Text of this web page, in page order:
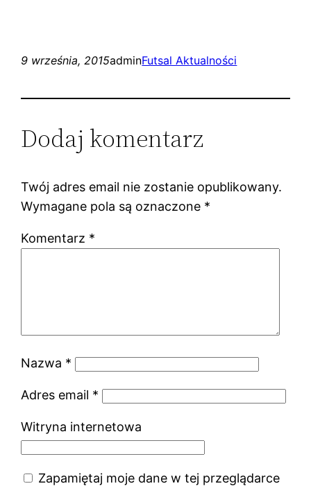
9 września, 2015adminFutsal Aktualności
Dodaj komentarz
Twój adres email nie zostanie opublikowany.
Wymagane pola są oznaczone *
Komentarz *
Nazwa *
Adres email *
Witryna internetowa
Zapamiętaj moje dane w tej przeglądarce